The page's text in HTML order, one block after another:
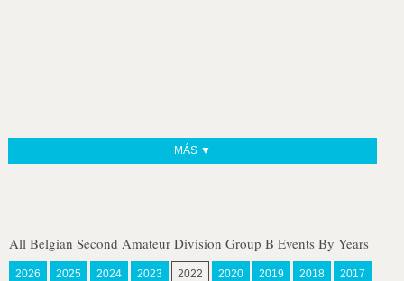
MÁS ▼
All Belgian Second Amateur Division Group B Events By Years
2026 2025 2024 2023 2022 2020 2019 2018 2017